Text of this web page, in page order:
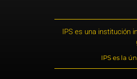
IPS es una institución
IPS es la